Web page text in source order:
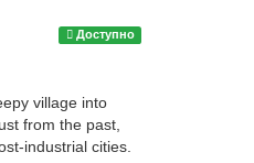
Доступно
village into
from the past,
industrial cities.